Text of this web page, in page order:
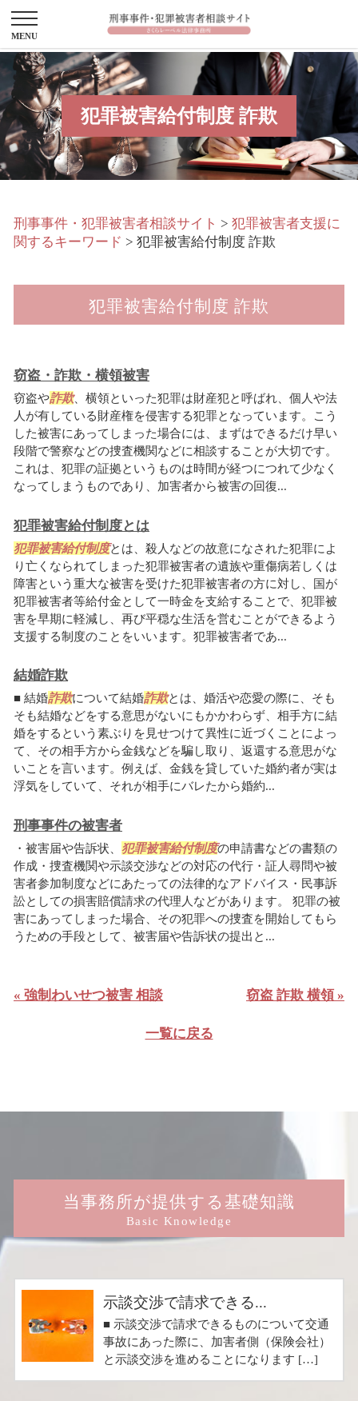
犯罪被害給付制度 詐欺
刑事事件・犯罪被害者相談サイト > 犯罪被害者支援に
関するキーワード > 犯罪被害給付制度 詐欺
犯罪被害給付制度 詐欺
窃盗・詐欺・横領被害
窃盗や詐欺、横領といった犯罪は財産犯と呼ばれ、個人や法
人が有している財産権を侵害する犯罪となっています。こう
した被害にあってしまった場合には、まずはできるだけ早い
段階で警察などの捜査機関などに相談することが大切です。
これは、犯罪の証拠というものは時間が経つにつれて少なく
なってしまうものであり、加害者から被害の回復...
犯罪被害給付制度とは
犯罪被害給付制度とは、殺人などの故意になされた犯罪によ
り亡くなられてしまった犯罪被害者の遺族や重傷病若しくは
障害という重大な被害を受けた犯罪被害者の方に対し、国が
犯罪被害者等給付金として一時金を支給することで、犯罪被
害を早期に軽減し、再び平穏な生活を営むことができるよう
支援する制度のことをいいます。犯罪被害者であ...
結婚詐欺
■ 結婚詐欺について結婚詐欺とは、婚活や恋愛の際に、そも
そも結婚などをする意思がないにもかかわらず、相手方に結
婚をするという素ぶりを見せつけて異性に近づくことによっ
て、その相手方から金銭などを騙し取り、返還する意思がな
いことを言います。例えば、金銭を貸していた婚約者が実は
浮気をしていて、それが相手にバレたから婚約...
刑事事件の被害者
・被害届や告訴状、 犯罪被害給付制度の申請書などの書類の
作成・捜査機関や示談交渉などの対応の代行・証人尋問や被
害者参加制度などにあたっての法律的なアドバイス・民事訴
訟としての損害賠償請求の代理人などがあります。 犯罪の被
害にあってしまった場合、その犯罪への捜査を開始してもら
うための手段として、被害届や告訴状の提出と...
« 強制わいせつ被害 相談 窃盗 詐欺 横領 »
一覧に戻る
当事務所が提供する基礎知識
Basic Knowledge
示談交渉で請求できる...
■ 示談交渉で請求できるものについて交通
事故にあった際に、加害者側（保険会社）
と示談交渉を進めることになります […]